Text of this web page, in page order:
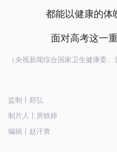
都能以健康的体
面对高考这一
（央视新闻综合国家卫生健康委、
监制丨郑弘
制片人丨房轶婷
编辑丨赵汗青